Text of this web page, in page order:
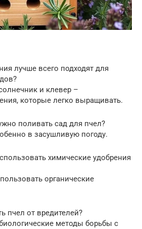
лучше всего подходят для
и клевер –
которые легко выращивать.
поливать сад для пчел?
в засушливую погоду.
химические удобрения
органические
пчел от вредителей?
методы борьбы с